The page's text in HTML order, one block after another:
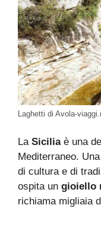
Laghetti di Avola-
LaSiciliaè una
Mediterraneo.
di cultura e di
ospita un gioiello
richiama migliaia